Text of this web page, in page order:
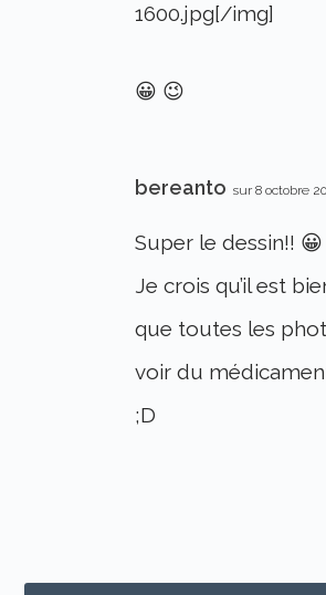
1600.jpg[/img]
😀 😉
bereanto sur 8 octobre
Super le dessin!! 😀
Je crois qu’il est
que toutes les
voir du
;D